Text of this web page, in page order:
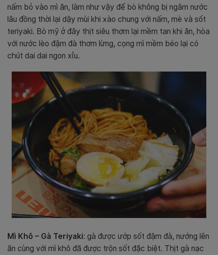
nấm bỏ vào mì ăn, làm như vậy để bò không bị ngâm nước
lâu đồng thời lại dậy mùi khi xào chung với nấm, mè và sốt
teriyaki. Bò mỹ ở đây thịt siêu thơm lại mềm tan khi ăn, hòa
với nước lèo đậm đà thơm lừng, cọng mì mềm béo lại có
chút dai dai ngon xỉu.
Mì Khô – Gà Teriyaki: gà được ướp sốt đậm đà, nướng lên
ăn cùng với mì khô đã được trộn sốt đặc biệt. Thịt gà nạc